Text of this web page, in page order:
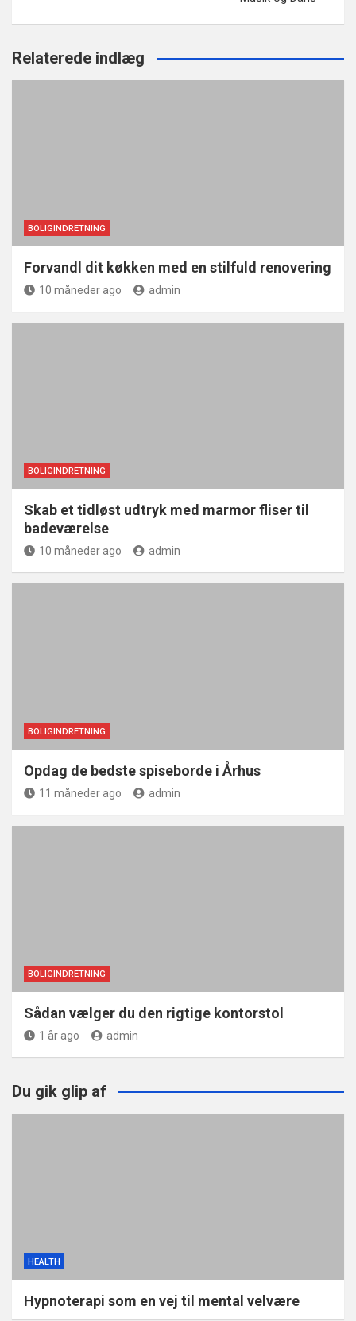
Relaterede indlæg
BOLIGINDRETNING
Forvandl dit køkken med en stilfuld renovering
10 måneder ago admin
BOLIGINDRETNING
Skab et tidløst udtryk med marmor fliser til
badeværelse
10 måneder ago admin
BOLIGINDRETNING
Opdag de bedste spiseborde i Århus
11 måneder ago admin
BOLIGINDRETNING
Sådan vælger du den rigtige kontorstol
1 år ago admin
Du gik glip af
HEALTH
Hypnoterapi som en vej til mental velvære